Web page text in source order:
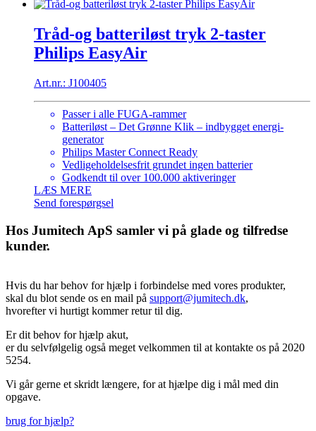
Tråd-og batteriløst tryk 2-taster
Philips EasyAir
Art.nr.: J100405
Passer i alle FUGA-rammer
Batteriløst – Det Grønne Klik – indbygget energi-
generator
Philips Master Connect Ready
Vedligeholdelsesfrit grundet ingen batterier
Godkendt til over 100.000 aktiveringer
LÆS MERE
Send forespørgsel
Hos Jumitech ApS samler vi på glade og tilfredse
kunder.
Hvis du har behov for hjælp i forbindelse med vores produkter,
skal du blot sende os en mail på support@jumitech.dk,
hvorefter vi hurtigt kommer retur til dig.
Er dit behov for hjælp akut,
er du selvfølgelig også meget velkommen til at kontakte os på 2020
5254.
Vi går gerne et skridt længere, for at hjælpe dig i mål med din
opgave.
brug for hjælp?